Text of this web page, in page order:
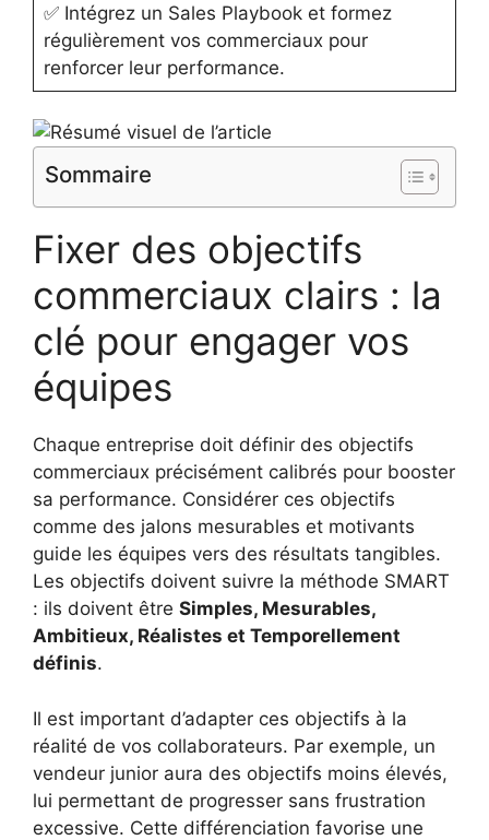
✅ Intégrez un Sales Playbook et formez
régulièrement vos commerciaux pour
renforcer leur performance.
Sommaire
Fixer des objectifs
commerciaux clairs : la
clé pour engager vos
équipes
Chaque entreprise doit définir des objectifs
commerciaux précisément calibrés pour booster
sa performance. Considérer ces objectifs
comme des jalons mesurables et motivants
guide les équipes vers des résultats tangibles.
Les objectifs doivent suivre la méthode SMART
: ils doivent être Simples, Mesurables,
Ambitieux, Réalistes et Temporellement
définis.
Il est important d’adapter ces objectifs à la
réalité de vos collaborateurs. Par exemple, un
vendeur junior aura des objectifs moins élevés,
lui permettant de progresser sans frustration
excessive. Cette différenciation favorise une